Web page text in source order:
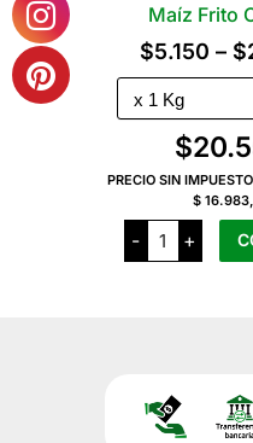
Maíz Frito
$5.150 – $
$
PRECIO SIN
$
-
Maíz
Frito
Original
+